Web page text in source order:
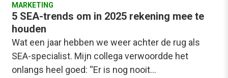
MARKETING
5 SEA-trends om in 2025 rekening mee te
houden
Wat een jaar hebben we weer achter de rug als
SEA-specialist. Mijn collega verwoordde het
onlangs heel goed: “Er is nog nooit…